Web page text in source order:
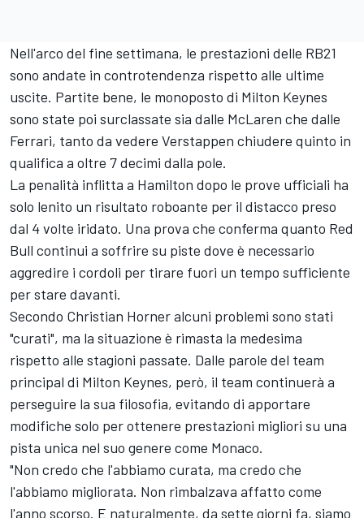
Nell'arco del fine settimana, le prestazioni delle RB21
sono andate in controtendenza rispetto alle ultime
uscite. Partite bene, le monoposto di Milton Keynes
sono state poi surclassate sia dalle McLaren che dalle
Ferrari, tanto da vedere Verstappen chiudere quinto in
qualifica a oltre 7 decimi dalla pole.
La penalità inflitta a Hamilton dopo le prove ufficiali ha
solo lenito un risultato roboante per il distacco preso
dal 4 volte iridato. Una prova che conferma quanto Red
Bull continui a soffrire su piste dove è necessario
aggredire i cordoli per tirare fuori un tempo sufficiente
per stare davanti.
Secondo Christian Horner alcuni problemi sono stati
"curati", ma la situazione è rimasta la medesima
rispetto alle stagioni passate. Dalle parole del team
principal di Milton Keynes, però, il team continuerà a
perseguire la sua filosofia, evitando di apportare
modifiche solo per ottenere prestazioni migliori su una
pista unica nel suo genere come Monaco.
"Non credo che l'abbiamo curata, ma credo che
l'abbiamo migliorata. Non rimbalzava affatto come
l'anno scorso. E naturalmente, da sette giorni fa, siamo